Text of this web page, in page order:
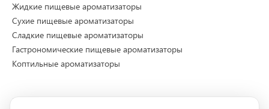
Жидкие пищевые ароматизаторы
Сухие пищевые ароматизаторы
Сладкие пищевые ароматизаторы
Гастрономические пищевые ароматизаторы
Коптильные ароматизаторы
Контакты